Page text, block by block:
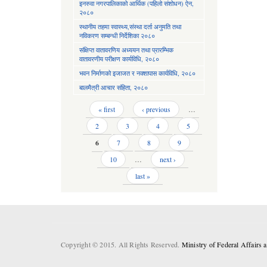
इनरुवा नगरपालिकाको आर्थिक (पहिलो संशोधन) ऐन,
२०८०
स्थानीय तहमा स्वास्थ्य,संस्था दर्ता अनुमति तथा
नविकरण सम्बन्धी निर्देशिका २०८०
संक्षिप्त वातावरणिय अध्ययन तथा प्रारम्भिक
वातावरणीय परीक्षण कार्यविधि, २०८०
भवन निर्माणको इजाजत र नक्शापास कार्यविधि, २०८०
बालमैत्री आचार संहिता, २०८०
Pages « first ‹ previous
…
2
3 4 5
6 7 8
9
10
…
next ›
last »
Copyright © 2015. All Rights Reserved. Ministry of Federal Affairs